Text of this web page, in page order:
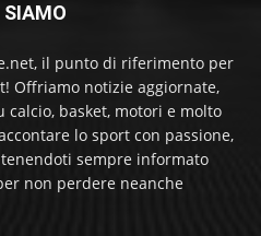
SIAMO
il punto di riferimento per
Offriamo notizie aggiornate,
basket, motori e molto
lo sport con passione,
sempre informato
non perdere neanche